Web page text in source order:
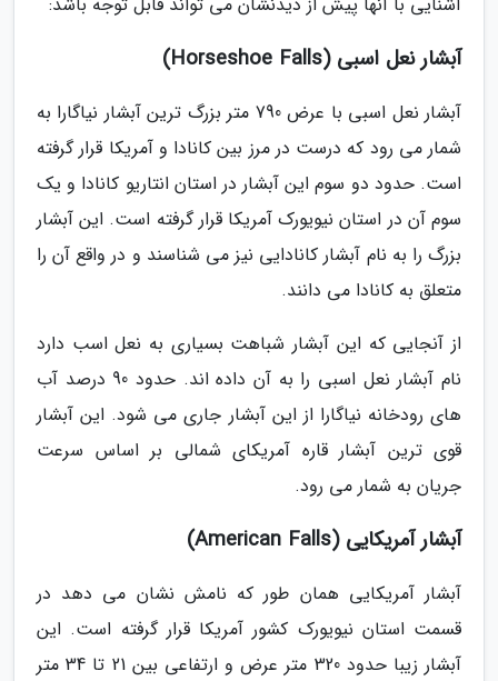
آبشار نعل اسبی (Horseshoe Falls)
آبشار نعل اسبی با عرض 790 متر بزرگ ترین آبشار نیاگارا به
شمار می رود که درست در مرز بین کانادا و آمریکا قرار گرفته
است. حدود دو سوم این آبشار در استان انتاریو کانادا و یک
سوم آن در استان نیویورک آمریکا قرار گرفته است. این آبشار
بزرگ را به نام آبشار کانادایی نیز می شناسند و در واقع آن را
متعلق به کانادا می دانند.
از آنجایی که این آبشار شباهت بسیاری به نعل اسب دارد
نام آبشار نعل اسبی را به آن داده اند. حدود 90 درصد آب
های رودخانه نیاگارا از این آبشار جاری می شود. این آبشار
قوی ترین آبشار قاره آمریکای شمالی بر اساس سرعت
جریان به شمار می رود.
آبشار آمریکایی (American Falls)
آبشار آمریکایی همان طور که نامش نشان می دهد در
قسمت استان نیویورک کشور آمریکا قرار گرفته است. این
آبشار زیبا حدود 320 متر عرض و ارتفاعی بین 21 تا 34 متر